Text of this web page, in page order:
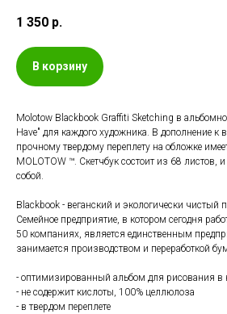
1 350 р.
В корзину
Molotow Blackbook Graffiti Sketching в
Have" для каждого художника. В дополнение к
прочному твердому переплету на обложке
MOLOTOW ™. Скетчбук состоит из 68 листов, и
собой.
Blackbook - веганский и экологически чистый
Семейное предприятие, в котором сегодня
50 компаниях, является единственным
занимается производством и переработкой
- оптимизированный альбом для рисования в
- не содержит кислоты, 100% целлюлоза
- в твердом переплете